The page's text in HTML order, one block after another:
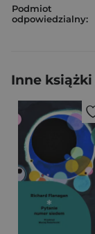
Podmiot
odpowiedzialny:
Inne